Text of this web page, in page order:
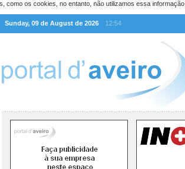
como os cookies, no entanto, não utilizamos essa
Sunday, 09 de August de 2026
12:54